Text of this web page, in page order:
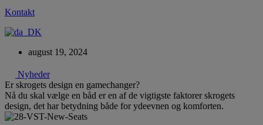
Kontakt
august 19, 2024
Nyheder
Er skrogets design en gamechanger?
Nå du skal vælge en båd er en af de vigtigste faktorer skrogets
design, det har betydning både for ydeevnen og komforten.